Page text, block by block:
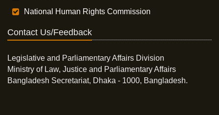
National Human Rights Commission
Contact Us/Feedback
Legislative and Parliamentary Affairs Division
Ministry of Law, Justice and Parliamentary Affairs
Bangladesh Secretariat, Dhaka - 1000, Bangladesh.